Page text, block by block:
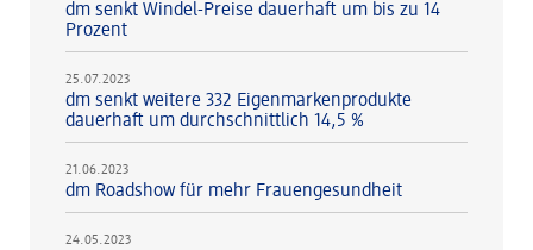
dm senkt Windel-Preise dauerhaft um bis zu 14
Prozent
25.07.2023
dm senkt weitere 332 Eigenmarkenprodukte
dauerhaft um durchschnittlich 14,5 %
21.06.2023
dm Roadshow für mehr Frauengesundheit
24.05.2023